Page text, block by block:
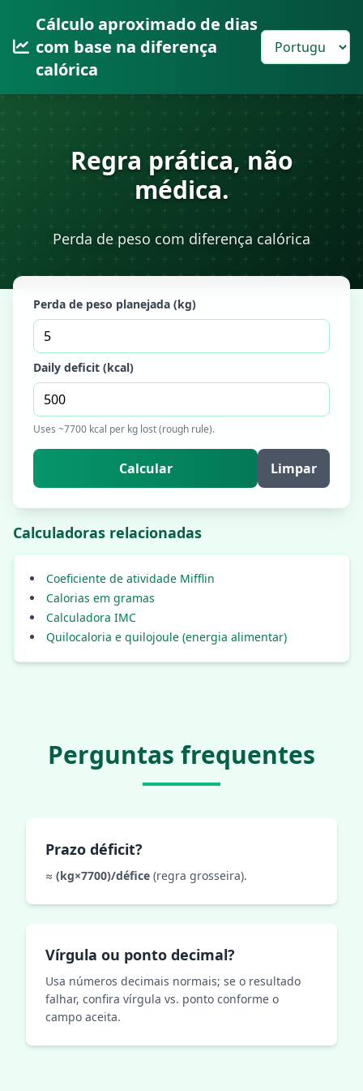
Cálculo aproximado de dias
com base na diferença
calórica
Regra prática, não
médica.
Perda de peso com diferença calórica
Perda de peso planejada (kg)
Daily deficit (kcal)
Uses ~7700 kcal per kg lost (rough rule).
Calcular Limpar
Calculadoras relacionadas
Coeficiente de atividade Mifflin
Calorias em gramas
Calculadora IMC
Quilocaloria e quilojoule (energia alimentar)
Perguntas frequentes
Prazo déficit?
≈ (kg×7700)/défice (regra grosseira).
Vírgula ou ponto decimal?
Usa números decimais normais; se o resultado
falhar, confira vírgula vs. ponto conforme o
campo aceita.